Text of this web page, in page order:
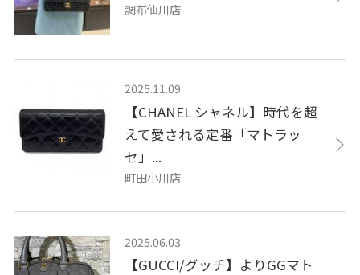
調布仙川店
2025.11.09
【CHANEL シャネル】時代を超
えて愛される定番「マトラッ
セ」...
町田小川店
2025.06.03
【GUCCI/グッチ】よりGGマト